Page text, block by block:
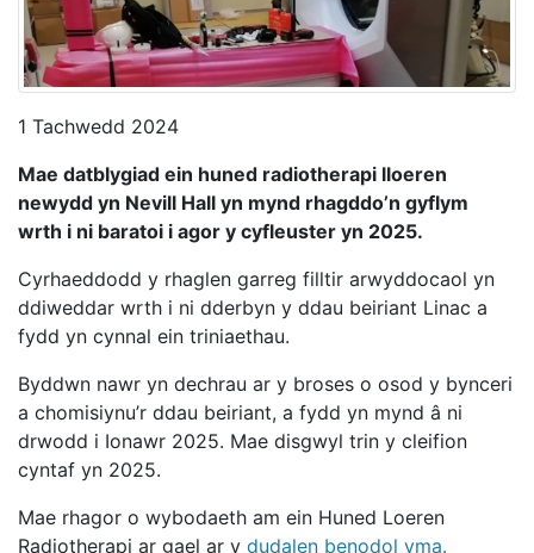
1 Tachwedd 2024
Mae datblygiad ein huned radiotherapi lloeren
newydd yn Nevill Hall yn mynd rhagddo’n gyflym
wrth i ni baratoi i agor y cyfleuster yn 2025.
Cyrhaeddodd y rhaglen garreg filltir arwyddocaol yn
ddiweddar wrth i ni dderbyn y ddau beiriant Linac a
fydd yn cynnal ein triniaethau.
Byddwn nawr yn dechrau ar y broses o osod y bynceri
a chomisiynu’r ddau beiriant, a fydd yn mynd â ni
drwodd i Ionawr 2025. Mae disgwyl trin y cleifion
cyntaf yn 2025.
Mae rhagor o wybodaeth am ein Huned Loeren
Radiotherapi ar gael ar y dudalen benodol yma.